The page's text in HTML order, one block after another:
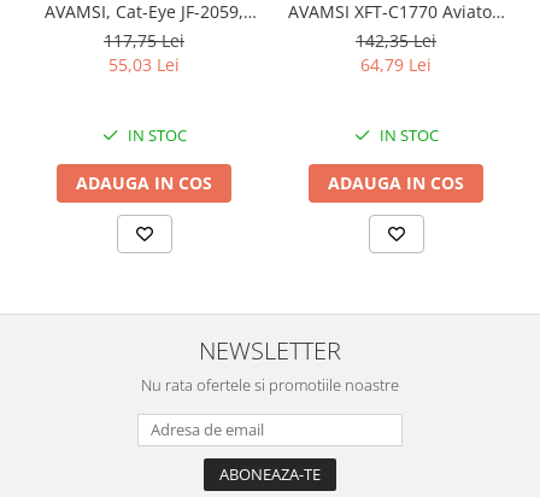
AVAMSI, Cat-Eye JF-2059,
Negru
117,75 Lei
55,03 Lei
IN STOC
ADAUGA IN COS
AVAMSI XFT-C1770 Aviator,
Polarizati, Negru
142,35 Lei
64,79 Lei
IN STOC
ADAUGA IN COS
NEWSLETTER
Nu rata ofertele si promotiile noastre